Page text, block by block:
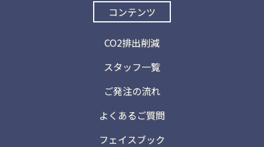
コンテンツ
CO2排出削減
スタッフ一覧
ご発注の流れ
よくあるご質問
フェイスブック